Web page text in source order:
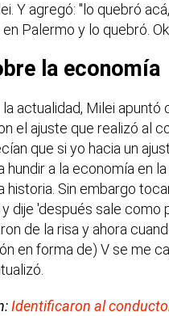
Y agregó: "lo quebró
Palermo y lo quebró.
la economía
la actualidad, Milei apuntó
el ajuste que realizó al
que si yo hacia un
hundir a la economía en
historia. Sin embargo
dije 'después sale como
de la risa y ahora
en forma de) V se me
Identificaron al